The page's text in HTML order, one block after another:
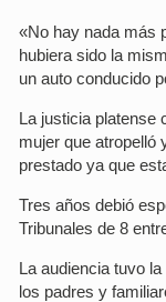
«No hay nada más
hubiera sido la
un auto conducido
La justicia platense
mujer que atropelló
prestado ya que
Tres años debió
Tribunales de 8
La audiencia tuvo
los padres y